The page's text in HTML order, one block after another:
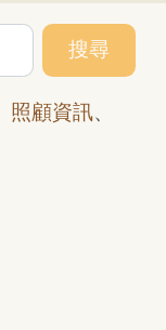
搜尋
照顧資訊、